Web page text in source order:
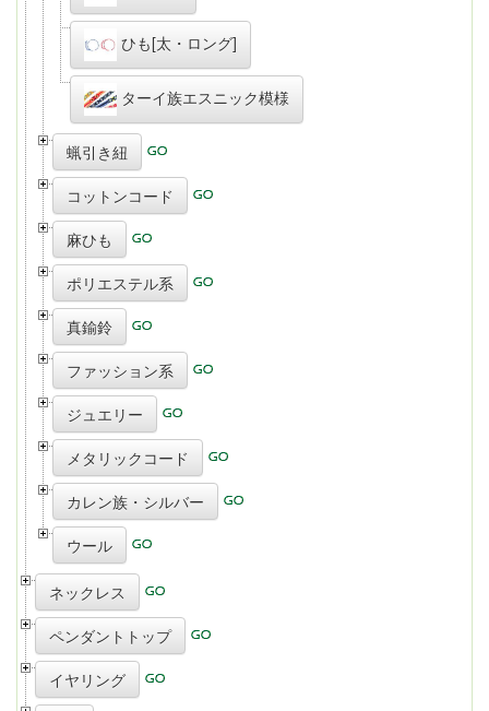
ひも[太・ロング]
ターイ族エスニック模様
蝋引き紐
コットンコード
麻ひも
ポリエステル系
真鍮鈴
ファッション系
ジュエリー
メタリックコード
カレン族・シルバー
ウール
ネックレス
ペンダントトップ
イヤリング